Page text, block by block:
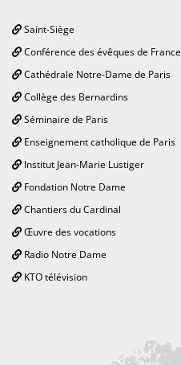
Saint-Siège
Conférence des évêques de France
Cathédrale Notre-Dame de Paris
Collège des Bernardins
Séminaire de Paris
Enseignement catholique de Paris
Institut Jean-Marie Lustiger
Fondation Notre Dame
Chantiers du Cardinal
Œuvre des vocations
Radio Notre Dame
KTO télévision